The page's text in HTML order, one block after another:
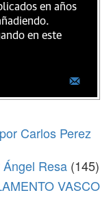
en años
en este
Carlos Perez
Resa (145)
VASCO